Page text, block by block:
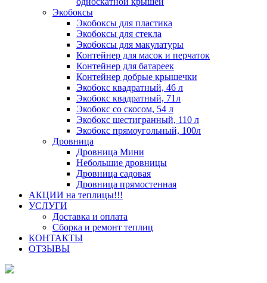
Экобоксы
Экобоксы для пластика
Экобоксы для стекла
Экобоксы для макулатуры
Контейнер для масок и перчаток
Контейнер для батареек
Контейнер добрые крышечки
Экобокс квадратный, 46 л
Экобокс квадратный, 71л
Экобокс со скосом, 54 л
Экобокс шестигранный, 110 л
Экобокс прямоугольный, 100л
Дровница
Дровница Мини
Небольшие дровницы
Дровница садовая
Дровница прямостенная
АКЦИИ на теплицы!!!
УСЛУГИ
Доставка и оплата
Сборка и ремонт теплиц
КОНТАКТЫ
ОТЗЫВЫ